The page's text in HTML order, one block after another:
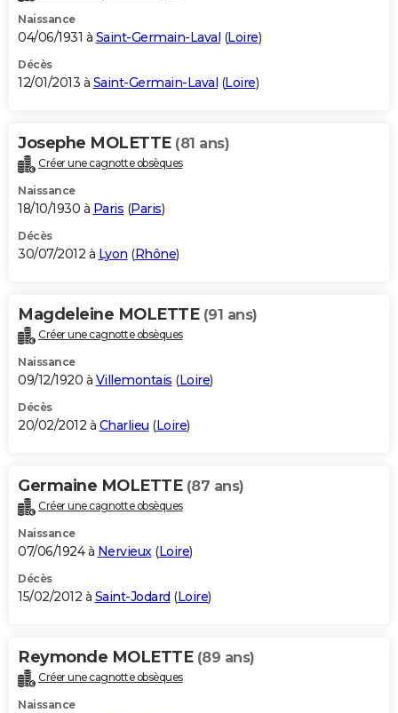
Naissance
04/06/1931 à Saint-Germain-Laval (Loire)
Décès
12/01/2013 à Saint-Germain-Laval (Loire)
Josephe MOLETTE (81 ans)
Créer une cagnotte obsèques
Naissance
18/10/1930 à Paris (Paris)
Décès
30/07/2012 à Lyon (Rhône)
Magdeleine MOLETTE (91 ans)
Créer une cagnotte obsèques
Naissance
09/12/1920 à Villemontais (Loire)
Décès
20/02/2012 à Charlieu (Loire)
Germaine MOLETTE (87 ans)
Créer une cagnotte obsèques
Naissance
07/06/1924 à Nervieux(Loire)
Décès
15/02/2012 à Saint-Jodard (Loire)
Reymonde MOLETTE (89 ans)
Créer une cagnotte obsèques
Naissance